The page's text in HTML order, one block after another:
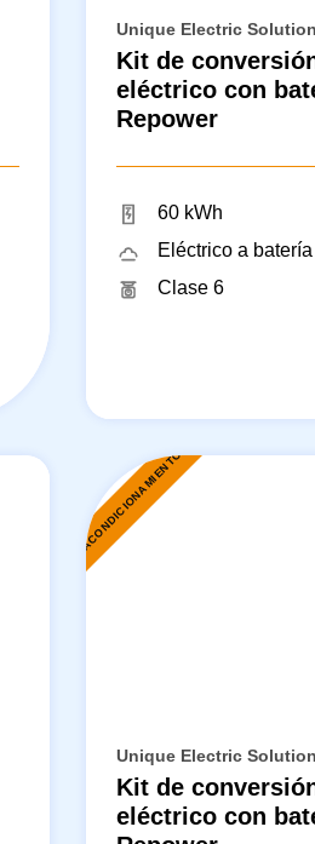
Unique Electric
Kit de
eléctrico con
Repower
60 kWh
Eléctrico a batería
Clase 6
REACONDICIONAMIENTO
Unique Electric
Kit de
eléctrico con